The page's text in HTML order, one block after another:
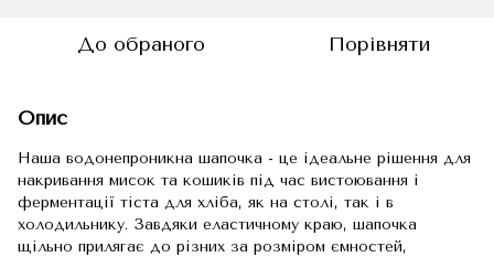
До обраного Порівняти
Опис
Наша водонепроникна шапочка - це ідеальне рішення для
накривання мисок та кошиків під час вистоювання і
ферментації тіста для хліба, як на столі, так і в
холодильнику. Завдяки еластичному краю, шапочка
щільно прилягає до різних за розміром ємностей,